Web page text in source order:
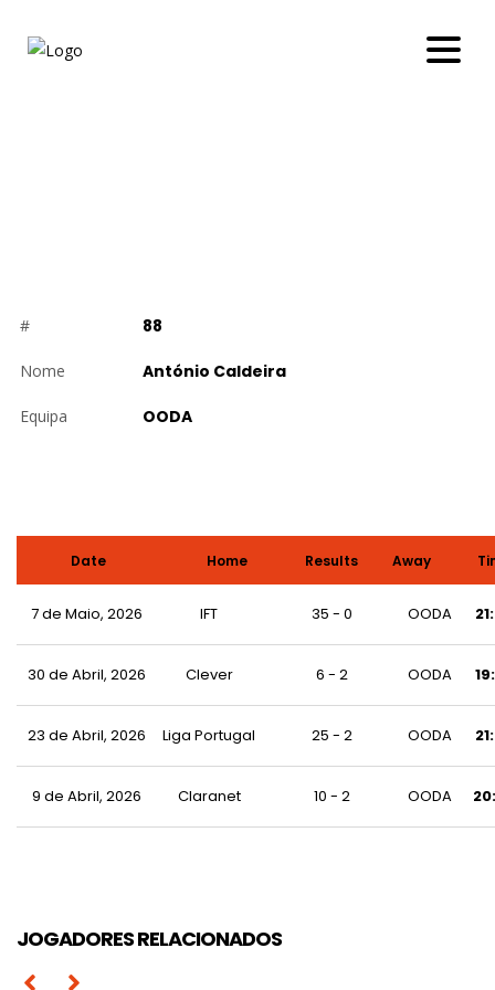
# 88
Nome António Caldeira
Equipa OODA
Date Home Results Away
7 de Maio, 2026 IFT 35 - 0 OODA
30 de Abril, 2026 Clever 6 - 2 OODA
23 de Abril, 2026 Liga Portugal 25 - 2 OODA
9 de Abril, 2026 Claranet 10 - 2 OODA
JOGADORES RELACIONADOS
António LopesJoão Pedro Araújo
Leonardo de Brito